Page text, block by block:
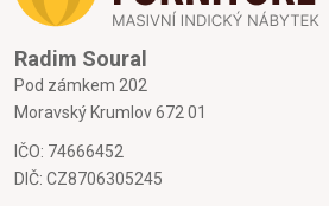
Radim Soural
Pod zámkem 202
Moravský Krumlov 672 01
IČO: 74666452
DIČ: CZ8706305245